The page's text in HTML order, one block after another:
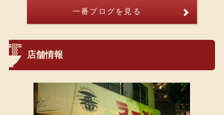
一番ブログを見る
店舗情報